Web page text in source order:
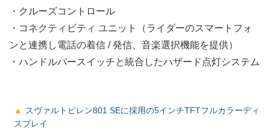
・クルーズコントロール
・コネクティビティ ユニット（ライダーのスマートフォ
ンと連携し電話の着信 / 発信、音楽選択機能を提供）
・ハンドルバースイッチと統合したハザード点灯システム
スヴァルトピレン801 SEに採用の5インチTFTフルカラーディ
スプレイ